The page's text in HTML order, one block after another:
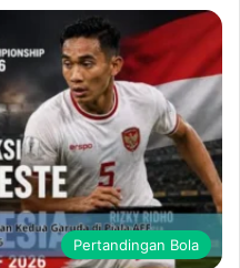
Pertandingan Bola